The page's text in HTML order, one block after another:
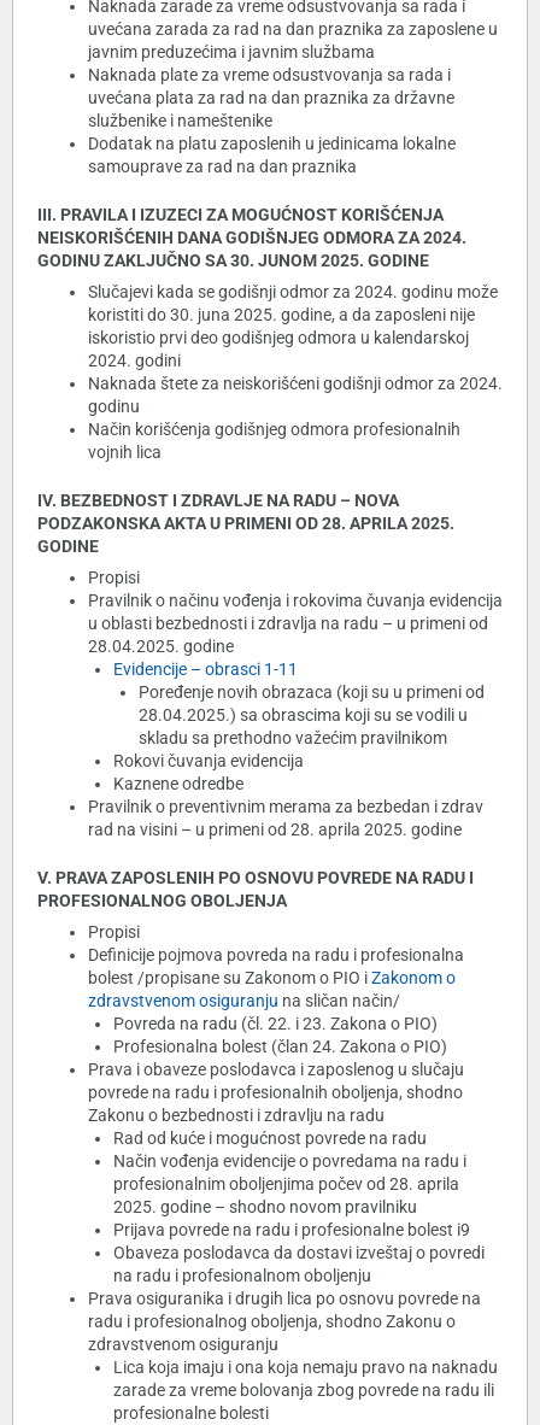
Naknada zarade za vreme odsustvovanja sa rada i
uvećana zarada za rad na dan praznika za zaposlene u
javnim preduzećima i javnim službama
Naknada plate za vreme odsustvovanja sa rada i
uvećana plata za rad na dan praznika za državne
službenike i nameštenike
Dodatak na platu zaposlenih u jedinicama lokalne
samouprave za rad na dan praznika
III. PRAVILA I IZUZECI ZA MOGUĆNOST KORIŠĆENJA
NEISKORIŠĆENIH DANA GODIŠNJEG ODMORA ZA 2024.
GODINU ZAKLJUČNO SA 30. JUNOM 2025. GODINE
Slučajevi kada se godišnji odmor za 2024. godinu može
koristiti do 30. juna 2025. godine, a da zaposleni nije
iskoristio prvi deo godišnjeg odmora u kalendarskoj
2024. godini
Naknada štete za neiskorišćeni godišnji odmor za 2024.
godinu
Način korišćenja godišnjeg odmora profesionalnih
vojnih lica
IV. BEZBEDNOST I ZDRAVLJE NA RADU – NOVA
PODZAKONSKA AKTA U PRIMENI OD 28. APRILA 2025.
GODINE
Propisi
Pravilnik o načinu vođenja i rokovima čuvanja evidencija
u oblasti bezbednosti i zdravlja na radu – u primeni od
28.04.2025. godine
Evidencije – obrasci 1-11
Poređenje novih obrazaca (koji su u primeni od
28.04.2025.) sa obrascima koji su se vodili u
skladu sa prethodno važećim pravilnikom
Rokovi čuvanja evidencija
Kaznene odredbe
Pravilnik o preventivnim merama za bezbedan i zdrav
rad na visini – u primeni od 28. aprila 2025. godine
V. PRAVA ZAPOSLENIH PO OSNOVU POVREDE NA RADU I
PROFESIONALNOG OBOLJENJA
Propisi
Definicije pojmova povreda na radu i profesionalna
bolest /propisane su Zakonom o PIO iZakonom o
zdravstvenom osiguranju na sličan način/
Povreda na radu (čl. 22. i 23. Zakona o PIO)
Profesionalna bolest (član 24. Zakona o PIO)
Prava i obaveze poslodavca i zaposlenog u slučaju
povrede na radu i profesionalnih oboljenja, shodno
Zakonu o bezbednosti i zdravlju na radu
Rad od kuće i mogućnost povrede na radu
Način vođenja evidencije o povredama na radu i
profesionalnim oboljenjima počev od 28. aprila
2025. godine – shodno novom pravilniku
Prijava povrede na radu i profesionalne bolest i9
Obaveza poslodavca da dostavi izveštaj o povredi
na radu i profesionalnom oboljenju
Prava osiguranika i drugih lica po osnovu povrede na
radu i profesionalnog oboljenja, shodno Zakonu o
zdravstvenom osiguranju
Lica koja imaju i ona koja nemaju pravo na naknadu
zarade za vreme bolovanja zbog povrede na radu ili
profesionalne bolesti